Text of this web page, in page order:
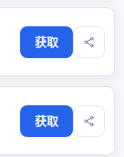
获取
获取